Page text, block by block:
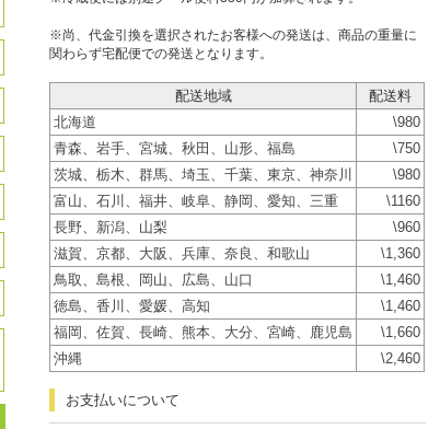
※尚、代金引換を選択されたお客様への発送は、商品の重量に
関わらず宅配便での発送となります。
配送地域
配送料
北海道
\980
青森、岩手、宮城、秋田、山形、福島
\750
茨城、栃木、群馬、埼玉、千葉、東京、神奈川
\980
富山、石川、福井、岐阜、静岡、愛知、三重
\1160
長野、新潟、山梨
\960
滋賀、京都、大阪、兵庫、奈良、和歌山
\1,360
鳥取、島根、岡山、広島、山口
\1,460
徳島、香川、愛媛、高知
\1,460
福岡、佐賀、長崎、熊本、大分、宮崎、鹿児島
\1,660
沖縄
\2,460
お支払いについて